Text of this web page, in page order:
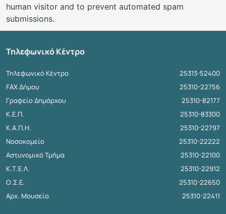
human visitor and to prevent automated spam
submissions.
Τηλεφωνικό Κέντρο
Τηλεφωνικό Κέντρο
25313-52400
FAX Δήμου
25310-22756
Γραφείο Δημάρχου
25310-82177
Κ.Ε.Π.
25310-83300
Κ.Α.Π.Η.
25310-22797
Νοσοκομείο
25310-22222
Αστυνομικό Τμήμα
25310-22100
Κ.Τ.Ε.Λ.
25310-22912
Ο.Σ.Ε.
25310-22650
Αρχ. Μουσείο
25310-22411